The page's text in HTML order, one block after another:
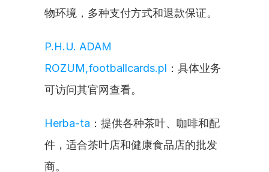
物环境，多种支付方式和退款保证。
P.H.U. ADAM
ROZUM,footballcards.pl ：具体业务
可访问其官网查看。
Herba-ta ：提供各种茶叶、咖啡和配
件，适合茶叶店和健康食品店的批发
商。